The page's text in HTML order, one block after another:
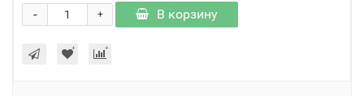
+
- В корзину